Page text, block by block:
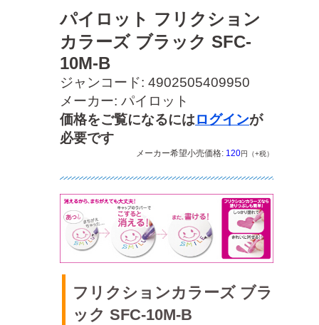
パイロット フリクション
カラーズ ブラック SFC-
10M-B
ジャンコード: 4902505409950
メーカー: パイロット
価格をご覧になるにはログインが
必要です
メーカー希望小売価格: 120円（+税）
フリクションカラーズ ブラ
ック SFC-10M-B